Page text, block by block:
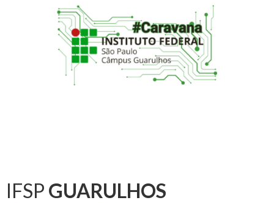
IFSP GUARULHOS